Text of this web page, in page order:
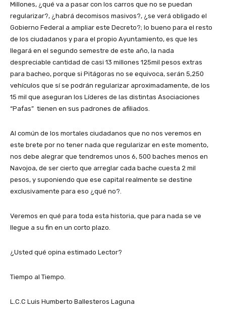
Millones, ¿qué va a pasar con los carros que no se puedan
regularizar?, ¿habrá decomisos masivos?, ¿se verá obligado el
Gobierno Federal a ampliar este Decreto?; lo bueno para el resto
de los ciudadanos y para el propio Ayuntamiento, es que les
llegará en el segundo semestre de este año, la nada
despreciable cantidad de casi 13 millones 125mil pesos extras
para bacheo, porque si Pitágoras no se equivoca, serán 5,250
vehículos que sí se podrán regularizar aproximadamente, de los
15 mil que aseguran los Líderes de las distintas Asociaciones
“Pafas” tienen en sus padrones de afiliados.
Al común de los mortales ciudadanos que no nos veremos en
este brete por no tener nada que regularizar en este momento,
nos debe alegrar que tendremos unos 6, 500 baches menos en
Navojoa, de ser cierto que arreglar cada bache cuesta 2 mil
pesos, y suponiendo que ese capital realmente se destine
exclusivamente para eso ¿qué no?.
Veremos en qué para toda esta historia, que para nada se ve
llegue a su fin en un corto plazo.
¿Usted qué opina estimado Lector?
Tiempo al Tiempo.
L.C.C Luis Humberto Ballesteros Laguna